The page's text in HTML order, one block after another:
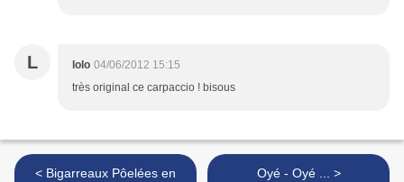
L lolo 04/06/2012 15:15
très original ce carpaccio ! bisous
< Bigarreaux Pôelées en
Oyé - Oyé ... >